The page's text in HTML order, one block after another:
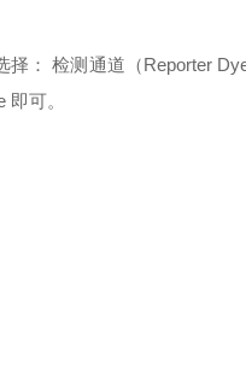
： 检测通道（Reporter
可。